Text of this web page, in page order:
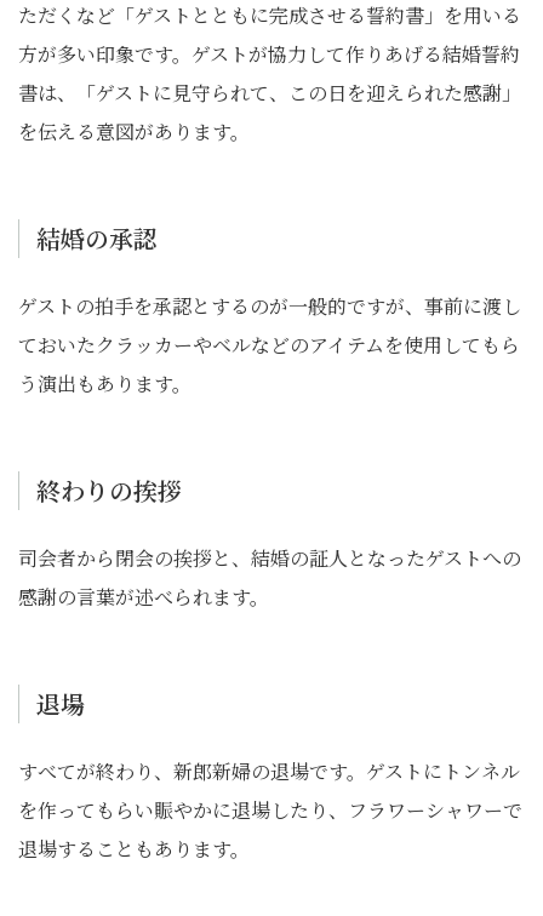
ただくなど「ゲストとともに完成させる誓約書」を用いる
方が多い印象です。ゲストが協力して作りあげる結婚誓約
書は、「ゲストに見守られて、この日を迎えられた感謝」
を伝える意図があります。
結婚の承認
ゲストの拍手を承認とするのが一般的ですが、事前に渡し
ておいたクラッカーやベルなどのアイテムを使用してもら
う演出もあります。
終わりの挨拶
司会者から閉会の挨拶と、結婚の証人となったゲストへの
感謝の言葉が述べられます。
退場
すべてが終わり、新郎新婦の退場です。ゲストにトンネル
を作ってもらい賑やかに退場したり、フラワーシャワーで
退場することもあります。